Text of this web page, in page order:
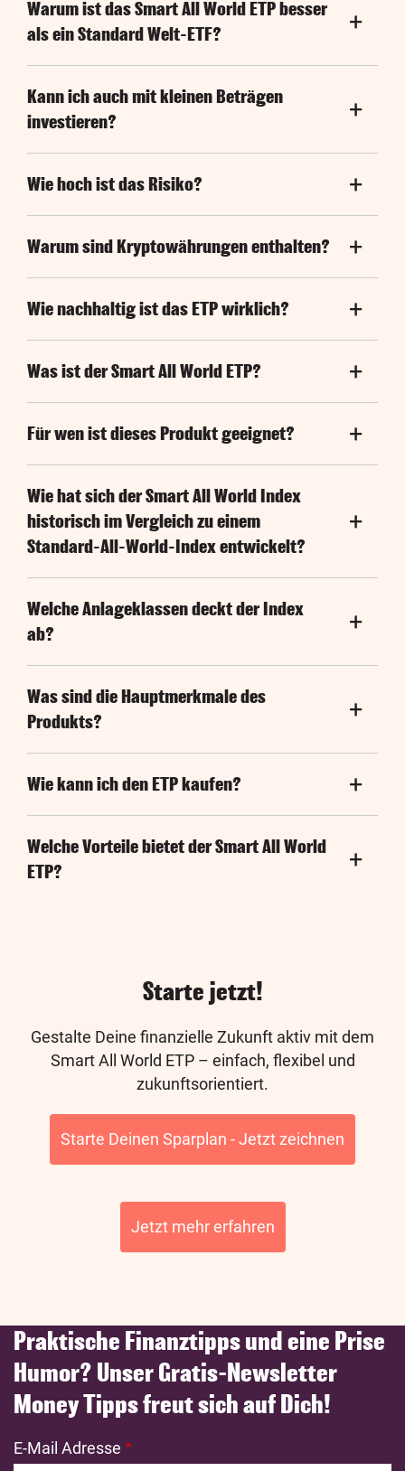
Warum ist das Smart All World ETP besser
als ein Standard Welt-ETF?
Kann ich auch mit kleinen Beträgen
investieren?
Wie hoch ist das Risiko?
Warum sind Kryptowährungen enthalten?
Wie nachhaltig ist das ETP wirklich?
Was ist der Smart All World ETP?
Für wen ist dieses Produkt geeignet?
Wie hat sich der Smart All World Index
historisch im Vergleich zu einem
Standard-All-World-Index entwickelt?
Welche Anlageklassen deckt der Index
ab?
Was sind die Hauptmerkmale des
Produkts?
Wie kann ich den ETP kaufen?
Welche Vorteile bietet der Smart All World
ETP?
Starte jetzt!
Gestalte Deine finanzielle Zukunft aktiv mit dem
Smart All World ETP – einfach, flexibel und
zukunftsorientiert.
Starte Deinen Sparplan - Jetzt zeichnen
Jetzt mehr erfahren
Praktische Finanztipps und eine Prise
Humor? Unser Gratis-Newsletter
Money Tipps freut sich auf Dich!
E-Mail Adresse